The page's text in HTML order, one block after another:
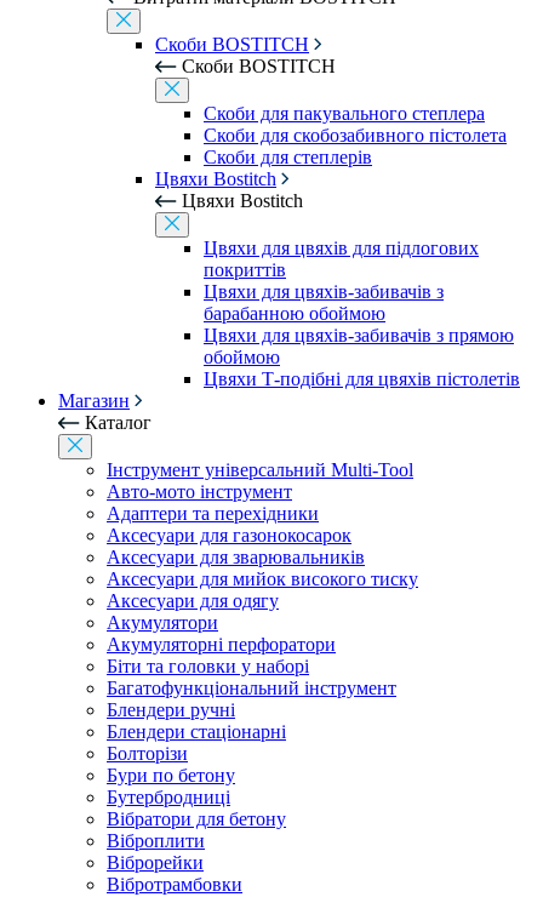
Скоби BOSTITCH
Скоби BOSTITCH
Скоби для пакувального степлера
Скоби для скобозабивного пістолета
Скоби для степлерів
Цвяхи Bostitch
Цвяхи Bostitch
Цвяхи для цвяхів для підлогових
покриттів
Цвяхи для цвяхів-забивачів з
барабанною обоймою
Цвяхи для цвяхів-забивачів з прямою
обоймою
Цвяхи Т-подібні для цвяхів пістолетів
Магазин
Каталог
Інструмент універсальний Multi-Tool
Авто-мото інструмент
Адаптери та перехідники
Аксесуари для газонокосарок
Аксесуари для зварювальників
Аксесуари для мийок високого тиску
Аксесуари для одягу
Акумулятори
Акумуляторні перфоратори
Біти та головки у наборі
Багатофункціональний інструмент
Блендери ручні
Блендери стаціонарні
Болторізи
Бури по бетону
Бутербродниці
Вібратори для бетону
Віброплити
Віброрейки
Вібротрамбовки